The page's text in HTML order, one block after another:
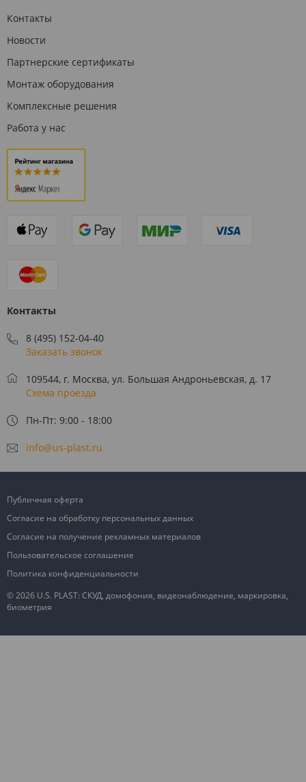
Контакты
Новости
Партнерские сертификаты
Монтаж оборудования
Комплексные решения
Работа у нас
Контакты
8 (495) 152-04-40
Заказать звонок
109544, г. Москва, ул. Большая Андроньевская, д. 17
Схема проезда
Пн-Пт: 9:00 - 18:00
info@us-plast.ru
© 2026 U.S. PLAST: СКУД, домофония, видеонаблюдение, маркировка,
биометрия
Публичная оферта
Согласие на обработку персональных данных
Согласие на получение рекламных материалов
Пользовательское соглашение
Политика конфиденциальности